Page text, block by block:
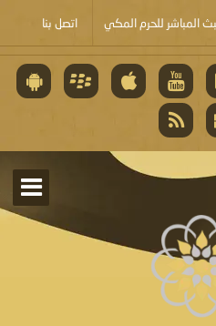
المباشر للحرم المكي اتصل بنا